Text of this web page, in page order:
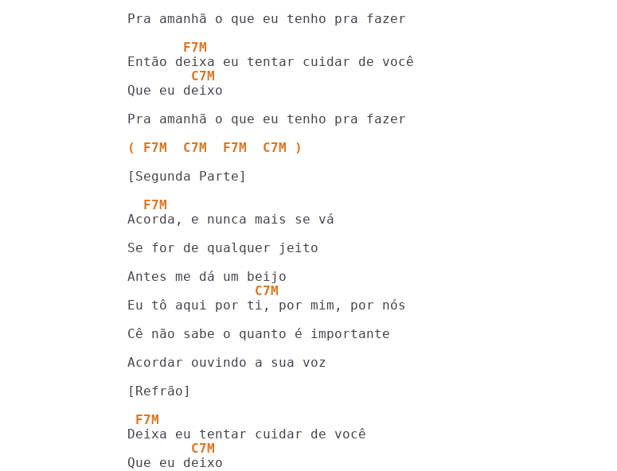
Pra amanhã o que eu tenho pra fazer
       F7M
        C7M
Que eu deixo
Pra amanhã o que eu tenho pra fazer
( F7M  C7M  F7M  C7M )
[Segunda Parte]
  F7M
Acorda, e nunca mais se vá
Se for de qualquer jeito
                C7M
Eu tô aqui por ti, por mim, por nós
Cê não sabe o quanto é importante
Acordar ouvindo a sua voz
[Refrão]
F7M
        C7M
Que eu deixo